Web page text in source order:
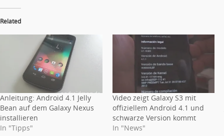
Related
Anleitung: Android 4.1 Jelly
Bean auf dem Galaxy Nexus
installieren
In "Tipps"
Video zeigt Galaxy S3 mit
offiziellem Android 4.1 und
schwarze Version kommt
In "News"